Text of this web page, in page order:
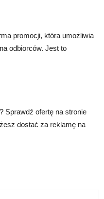
promocji, która umożliwia
odbiorców. Jest to
Sprawdź ofertę na stronie
dostać za reklamę na